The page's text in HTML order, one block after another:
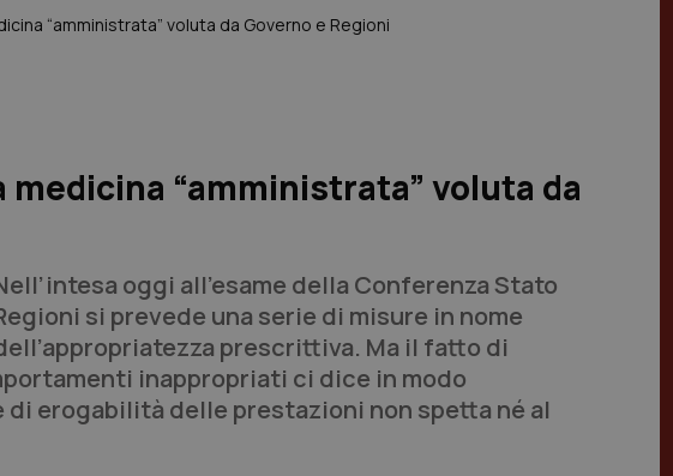
“amministrata” voluta da Governo e Regioni
“amministrata” voluta da
oggi all’esame della Conferenza Stato
si prevede una serie di misure in nome
prescrittiva. Ma il fatto di
inappropriati ci dice in modo
erogabilità delle prestazioni non spetta né al